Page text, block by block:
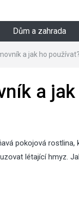
Dům a zahrada
a jak ho používat?
a
pokojová
létající hmyz.